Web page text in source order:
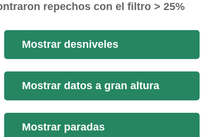
repechos con el filtro > 25%
Mostrar desniveles
Mostrar datos a gran altura
Mostrar paradas